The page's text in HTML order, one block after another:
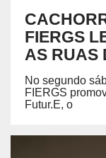
FIERGS
AS RUAS
No segundo
FIERGS
Futur.E, o